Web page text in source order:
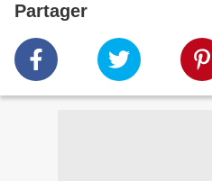
Partager